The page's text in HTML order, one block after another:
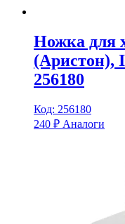
Ножка для
(Аристон),
256180
Код: 256180
240 ₽ Аналоги